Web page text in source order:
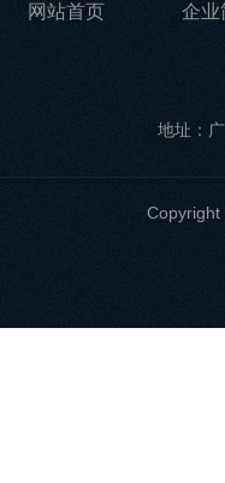
网站首页 企业
地址：